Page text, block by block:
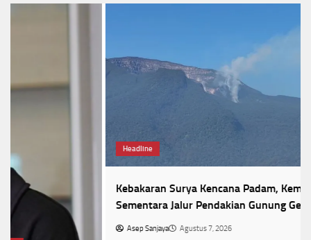
Kebakaran Surya Kencana Padam, Kemenhut Tutup
Sementara Jalur Pendakian Gunung Gede
Agustus 7, 2026